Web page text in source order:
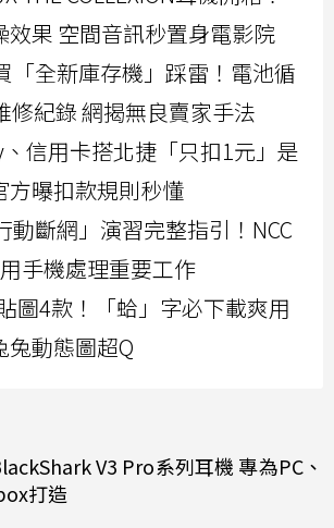
效果 空間音訊秒置身電影院
「全新庫存機」踩雷！電池循
修紀錄 網揭無良賣家手法
信用卡搭北捷「只扣1元」是
方曝扣款規則秒懂
動斷網」演習完整指引！NCC
手機處理重要工作
圖4款！「蛤」字必下載爽用
兔動態圖超Q
V3 Pro系列耳機 專為PC、
打造